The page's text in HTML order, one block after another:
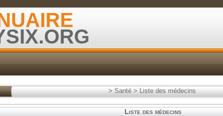
>Santé>Liste des médecins
Liste des médecins